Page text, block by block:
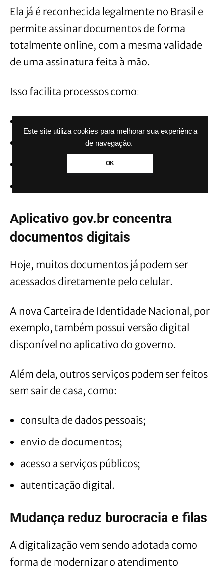
Este site utiliza cookies para melhorar sua experiência
de navegação.
OK
Ela já é reconhecida legalmente no Brasil e
permite assinar documentos de forma
totalmente online, com a mesma validade
de uma assinatura feita à mão.
Isso facilita processos como:
documentos oficiais;
Aplicativo gov.br concentra
documentos digitais
Hoje, muitos documentos já podem ser
acessados diretamente pelo celular.
A nova Carteira de Identidade Nacional, por
exemplo, também possui versão digital
disponível no aplicativo do governo.
Além dela, outros serviços podem ser feitos
sem sair de casa, como:
consulta de dados pessoais;
envio de documentos;
acesso a serviços públicos;
autenticação digital.
Mudança reduz burocracia e filas
A digitalização vem sendo adotada como
forma de modernizar o atendimento